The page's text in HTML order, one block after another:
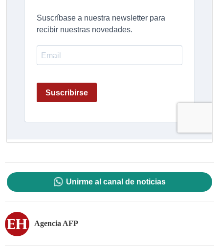
Unirme al canal de noticias
Agencia AFP